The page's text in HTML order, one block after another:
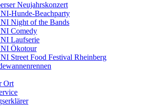
Neujahrskonzert
Hunde-Beachparty
Night of the Bands
Comedy
Laufserie
Ökotour
Street Food Festival Rheinberg
Ort